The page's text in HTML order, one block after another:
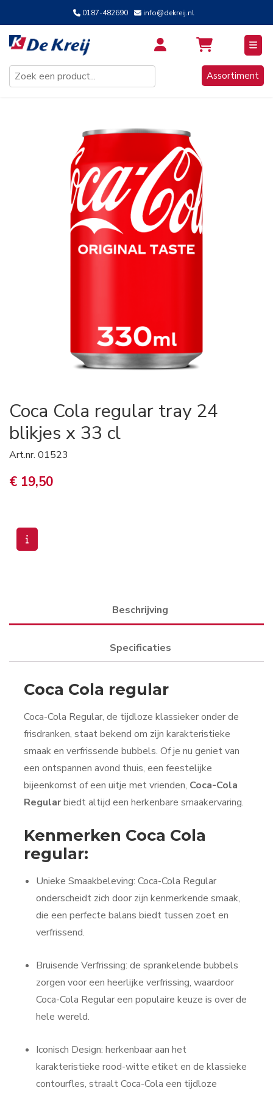
0187-482690 info@dekreij.nl
Inloggen / Aanmelden
Assortiment
Coca Cola regular tray 24
blikjes x 33 cl
Art.nr. 01523
€ 19,50
Beschrijving
Specificaties
Coca Cola regular
Coca-Cola Regular, de tijdloze klassieker onder de
frisdranken, staat bekend om zijn karakteristieke
smaak en verfrissende bubbels. Of je nu geniet van
een ontspannen avond thuis, een feestelijke
bijeenkomst of een uitje met vrienden, Coca-Cola
Regularbiedt altijd een herkenbare smaakervaring.
Kenmerken Coca Cola
regular:
Unieke Smaakbeleving: Coca-Cola Regular
onderscheidt zich door zijn kenmerkende smaak,
die een perfecte balans biedt tussen zoet en
verfrissend.
Bruisende Verfrissing: de sprankelende bubbels
zorgen voor een heerlijke verfrissing, waardoor
Coca-Cola Regular een populaire keuze is over de
hele wereld.
Iconisch Design: herkenbaar aan het
karakteristieke rood-witte etiket en de klassieke
contourfles, straalt Coca-Cola een tijdloze